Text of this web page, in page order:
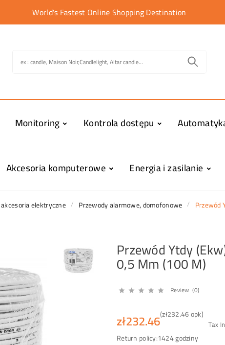
World's Fastest Online Shopping Destination
Monitoring Kontrola dostępu
Akcesoria komputerowe Energia i zasilanie
elektryczne Przewody alarmowe, domofonowe Przewód
Przewód Ytdy
0,5 Mm (100 M)
     Review (0)
zł232.46(zł232.46 opk)
Tax
Return policy:1424 godziny